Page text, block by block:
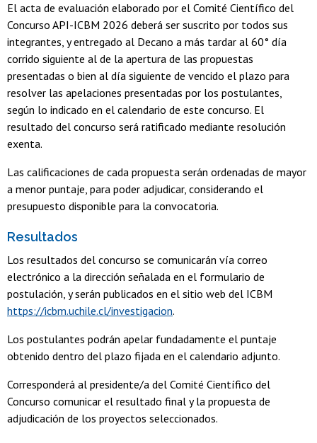
El acta de evaluación elaborado por el Comité Científico del
Concurso API-ICBM 2026 deberá ser suscrito por todos sus
integrantes, y entregado al Decano a más tardar al 60° día
corrido siguiente al de la apertura de las propuestas
presentadas o bien al día siguiente de vencido el plazo para
resolver las apelaciones presentadas por los postulantes,
según lo indicado en el calendario de este concurso. El
resultado del concurso será ratificado mediante resolución
exenta.
Las calificaciones de cada propuesta serán ordenadas de mayor
a menor puntaje, para poder adjudicar, considerando el
presupuesto disponible para la convocatoria.
Resultados
Los resultados del concurso se comunicarán vía correo
electrónico a la dirección señalada en el formulario de
postulación, y serán publicados en el sitio web del ICBM
https://icbm.uchile.cl/investigacion.
Los postulantes podrán apelar fundadamente el puntaje
obtenido dentro del plazo fijada en el calendario adjunto.
Corresponderá al presidente/a del Comité Científico del
Concurso comunicar el resultado final y la propuesta de
adjudicación de los proyectos seleccionados.